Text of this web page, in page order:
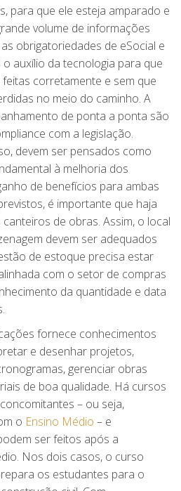
para que ele esteja amparado e
volume de informações
obrigatoriedades de eSocial e
o auxílio da tecnologia para que
corretamente e sem que
no meio do caminho. A
de ponta a ponta são
com a legislação.
devem ser pensados como
à melhoria dos
de benefícios para ambas
é importante que haja
de obras. Assim, o local
devem ser adequados
de estoque precisa estar
com o setor de compras
da quantidade e data
fornece conhecimentos
e desenhar projetos,
gerenciar obras
de boa qualidade. Há cursos
– ou seja,
o Ensino Médio – e
ser feitos após a
Nos dois casos, o curso
os estudantes para o